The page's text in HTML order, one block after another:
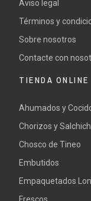
Aviso legal
Términos y
Sobre nosotros
Contacte con
TIENDA ONLINE
Ahumados y
Chorizos y
Chosco de Tineo
Embutidos
Empaquetados
Frescos